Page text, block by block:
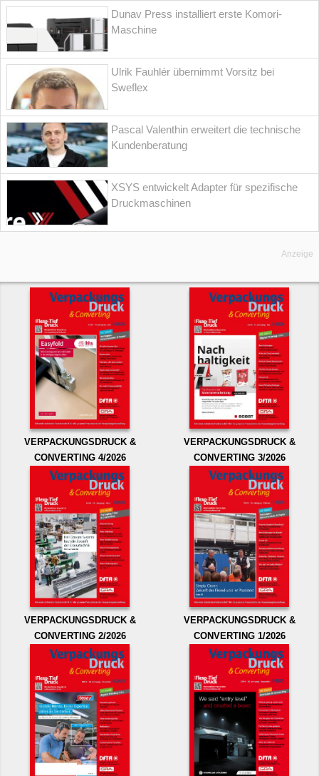
Dunav Press installiert erste Komori-
Maschine
Ulrik Fauhlér übernimmt Vorsitz bei
Sweflex
Pascal Valenthin erweitert die technische
Kundenberatung
XSYS entwickelt Adapter für spezifische
Druckmaschinen
Anzeige
VERPACKUNGSDRUCK &
CONVERTING 4/2026
VERPACKUNGSDRUCK &
CONVERTING 3/2026
VERPACKUNGSDRUCK &
CONVERTING 2/2026
VERPACKUNGSDRUCK &
CONVERTING 1/2026